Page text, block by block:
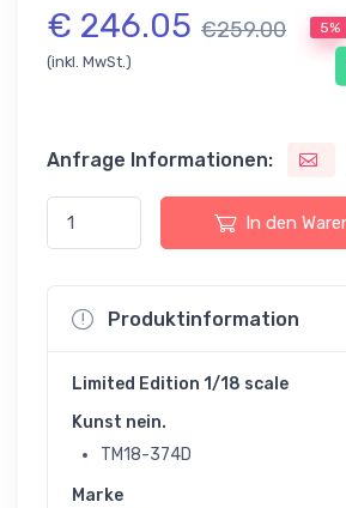
€ 246.05 €259.00 5%
(inkl. MwSt.)
Anfrage Informationen:
In den
Produktinformation
Limited Edition 1/18 scale
Kunst nein.
TM18-374D
Marke